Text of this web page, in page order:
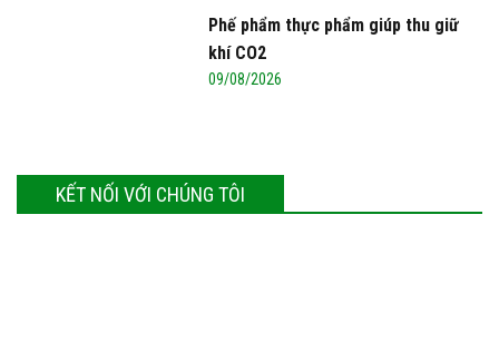
Phế phẩm thực phẩm giúp thu giữ
khí CO2
09/08/2026
KẾT NỐI VỚI CHÚNG TÔI